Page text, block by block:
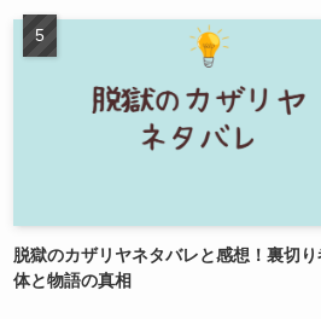
脱獄のカザリヤネタバレと感想！裏切
体と物語の真相